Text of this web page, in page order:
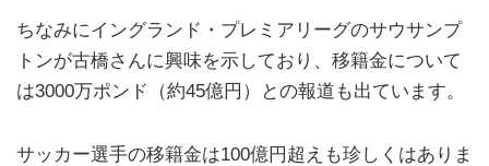
ちなみにイングランド・プレミアリーグのサウサンプ
トンが古橋さんに興味を示しており、移籍金について
は3000万ポンド（約45億円）との報道も出ています。
サッカー選手の移籍金は100億円超えも珍しくはありま